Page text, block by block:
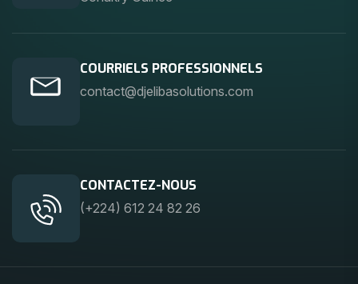
COURRIELS PROFESSIONNELS
contact@djelibasolutions.com
CONTACTEZ-NOUS
(+224) 612 24 82 26